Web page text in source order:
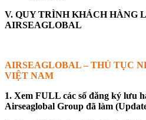
V. QUY TRÌNH KHÁCH HÀNG
AIRSEAGLOBAL
AIRSEAGLOBAL – THỦ TỤC
VIỆT NAM
1. Xem FULL các số đăng ký lưu
Airseaglobal Group đã làm